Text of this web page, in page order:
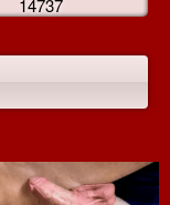
14737